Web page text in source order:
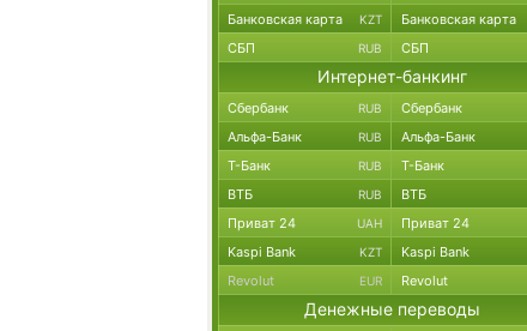
Банковская карта KZT Банковская карта
СБП RUB СБП
Интернет-банкинг
Сбербанк RUB Сбербанк
Альфа-Банк RUB Альфа-Банк
Т-Банк RUB Т-Банк
ВТБ RUB ВТБ
Приват 24 UAH Приват 24
Kaspi Bank KZT Kaspi Bank
Revolut EUR Revolut
Денежные переводы